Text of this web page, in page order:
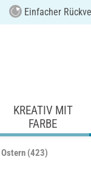
Einfacher
KREATIV MIT
FARBE
Ostern (423)